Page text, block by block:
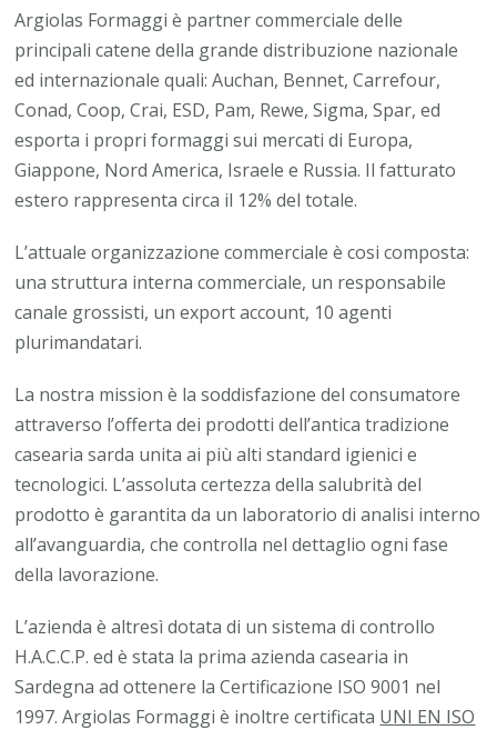
Argiolas Formaggi è partner commerciale delle
principali catene della grande distribuzione nazionale
ed internazionale quali: Auchan, Bennet, Carrefour,
Conad, Coop, Crai, ESD, Pam, Rewe, Sigma, Spar, ed
esporta i propri formaggi sui mercati di Europa,
Giappone, Nord America, Israele e Russia. Il fatturato
estero rappresenta circa il 12% del totale.
L’attuale organizzazione commerciale è cosi composta:
una struttura interna commerciale, un responsabile
canale grossisti, un export account, 10 agenti
plurimandatari.
La nostra mission è la soddisfazione del consumatore
attraverso l’offerta dei prodotti dell’antica tradizione
casearia sarda unita ai più alti standard igienici e
tecnologici. L’assoluta certezza della salubrità del
prodotto è garantita da un laboratorio di analisi interno
all’avanguardia, che controlla nel dettaglio ogni fase
della lavorazione.
L’azienda è altresì dotata di un sistema di controllo
H.A.C.C.P. ed è stata la prima azienda casearia in
Sardegna ad ottenere la Certificazione ISO 9001 nel
1997. Argiolas Formaggi è inoltre certificata UNI EN ISO